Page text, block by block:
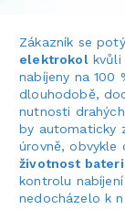
Zákazník se
elektrokolkvůli
nabíjeny na 100
dlouhodobě,
nutnosti
by automaticky
úrovně, obvykle
životnost
kontrolu
nedocházelo k